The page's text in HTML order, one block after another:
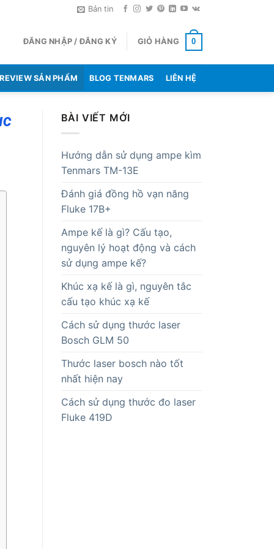
Bản tin
ĐĂNG NHẬP / ĐĂNG KÝ GIỎ HÀNG 0
REVIEW SẢN PHẨM BLOG TENMARS LIÊN HỆ
BÀI VIẾT MỚI
Hướng dẫn sử dụng ampe kìm
Tenmars TM-13E
Đánh giá đồng hồ vạn năng
Fluke 17B+
Ampe kế là gì? Cấu tạo,
nguyên lý hoạt động và cách
sử dụng ampe kế?
Khúc xạ kế là gì, nguyên tắc
cấu tạo khúc xạ kế
Cách sử dụng thước laser
Bosch GLM 50
Thước laser bosch nào tốt
nhất hiện nay
Cách sử dụng thước đo laser
Fluke 419D